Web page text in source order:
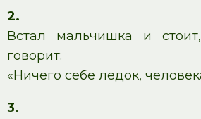
2.
Встал мальчишка и
говорит:
«Ничего себе ледок,
3.